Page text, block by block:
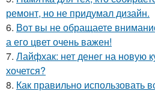
ремонт, но не придумал дизайн.
6. Вот вы не обращаете
а его цвет очень важен!
7. Лайфхак: нет денег на новую
хочется?
8. Как правильно использовать